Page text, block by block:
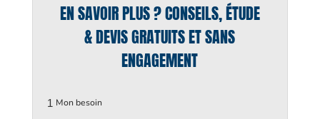
EN SAVOIR PLUS ? CONSEILS, ÉTUDE
& DEVIS GRATUITS ET SANS
ENGAGEMENT
1 Mon besoin